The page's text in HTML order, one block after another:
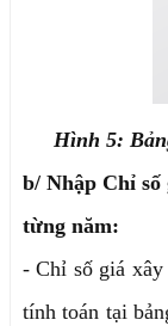
Hình 5:
b/ Nhập Chỉ
từng năm:
- Chỉ số giá xây
tính toán tại